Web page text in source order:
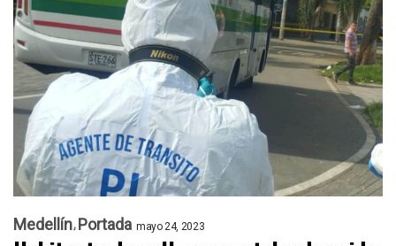
Medellín Portada mayo 24, 2023